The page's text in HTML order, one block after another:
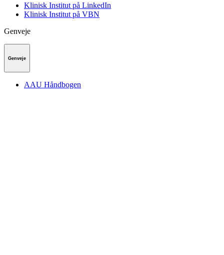
Klinisk Institut på LinkedIn
Klinisk Institut på VBN
Genveje
Genveje
AAU Håndbogen